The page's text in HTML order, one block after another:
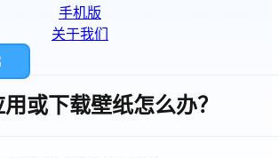
手机版
关于我们
或下载壁纸怎么办？